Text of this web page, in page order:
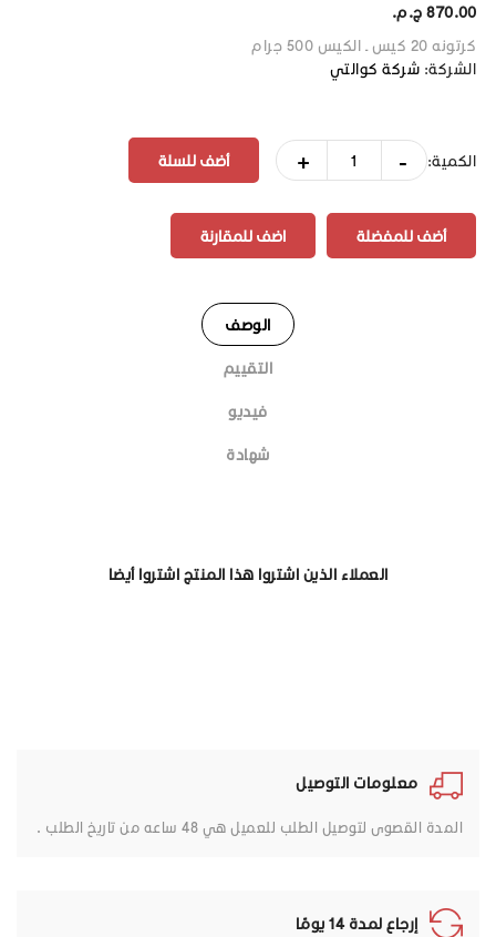
870.00 ج.م.‏
كرتونه 20 كيس ـ الكيس 500 جرام
الشركة: شركة كوالتي
الكمية: -
+
أضف للمفضلة اضف للمقارنة
الوصف
التقييم
فيديو
شهادة
العملاء الذين اشتروا هذا المنتج اشتروا أيضا
معلومات التوصيل
المدة القصوى لتوصيل الطلب للعميل هي 48 ساعه من تاريخ الطلب .
إرجاع لمدة 14 يومًا